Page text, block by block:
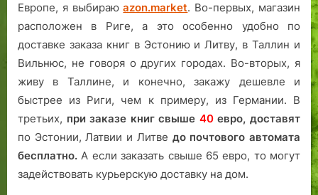
Европе, я выбираюazon.market. Во-первых, магазин
расположен в Риге, а это особенно удобно по
доставке заказа книг в Эстонию и Литву, в Таллин и
Вильнюс, не говоря о других городах. Во-вторых, я
живу в Таллине, и конечно, закажу дешевле и
быстрее из Риги, чем к примеру, из Германии. В
третьих, при заказе книг свыше 40евро, доставят
по Эстонии, Латвии и Литве до почтового автомата
бесплатно. А если заказать свыше 65 евро, то могут
задействовать курьерскую доставку на дом.